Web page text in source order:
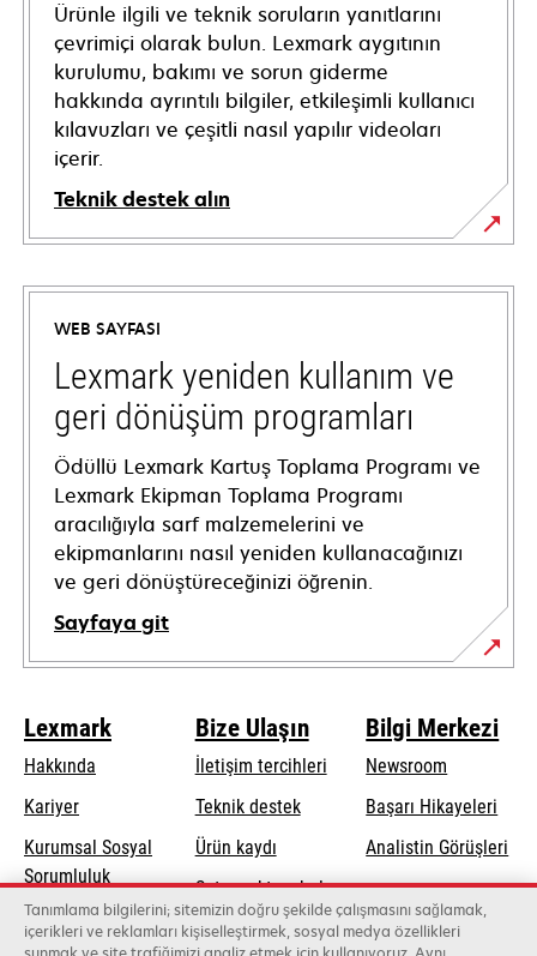
Ürünle ilgili ve teknik soruların yanıtlarını
çevrimiçi olarak bulun. Lexmark aygıtının
kurulumu, bakımı ve sorun giderme
hakkında ayrıntılı bilgiler, etkileşimli kullanıcı
kılavuzları ve çeşitli nasıl yapılır videoları
içerir.
Teknik destek alın
opens
in
new
tab
WEB SAYFASI
Lexmark yeniden kullanım ve
geri dönüşüm programları
Ödüllü Lexmark Kartuş Toplama Programı ve
Lexmark Ekipman Toplama Programı
aracılığıyla sarf malzemelerini ve
ekipmanlarını nasıl yeniden kullanacağınızı
ve geri dönüştüreceğinizi öğrenin.
Sayfaya git
Lexmark
Hakkında
Kariyer
Kurumsal Sosyal
Sorumlulukopens
in
a
Sürdürülebilirlik
Bize Ulaşın
İletişim tercihleri
Teknik destekopens
new
tab
Ürün kaydı
Satış noktası bul
Toptancıların
Bilgi Merkezi
Newsroom
Başarı Hikayeleri
Analistin Görüşleri
Tanımlama bilgilerini; sitemizin doğru şekilde çalışmasını sağlamak,
içerikleri ve reklamları kişiselleştirmek, sosyal medya özellikleri